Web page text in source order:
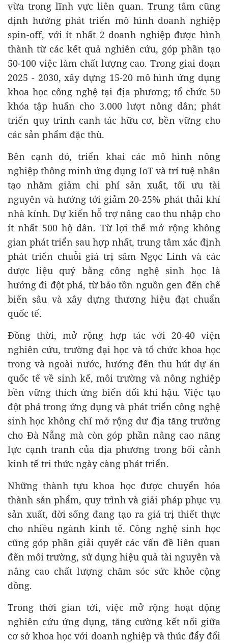
vừa trong lĩnh vực liên quan. Trung tâm cũng
định hướng phát triển mô hình doanh nghiệp
spin-off, với ít nhất 2 doanh nghiệp được hình
thành từ các kết quả nghiên cứu, góp phần tạo
50-100 việc làm chất lượng cao. Trong giai đoạn
2025 - 2030, xây dựng 15-20 mô hình ứng dụng
khoa học công nghệ tại địa phương; tổ chức 50
khóa tập huấn cho 3.000 lượt nông dân; phát
triển quy trình canh tác hữu cơ, bền vững cho
các sản phẩm đặc thù.
Bên cạnh đó, triển khai các mô hình nông
nghiệp thông minh ứng dụng IoT và trí tuệ nhân
tạo nhằm giảm chi phí sản xuất, tối ưu tài
nguyên và hướng tới giảm 20-25% phát thải khí
nhà kính. Dự kiến hỗ trợ nâng cao thu nhập cho
ít nhất 500 hộ dân. Từ lợi thế mở rộng không
gian phát triển sau hợp nhất, trung tâm xác định
phát triển chuỗi giá trị sâm Ngọc Linh và các
dược liệu quý bằng công nghệ sinh học là
hướng đi đột phá, từ bảo tồn nguồn gen đến chế
biến sâu và xây dựng thương hiệu đạt chuẩn
quốc tế.
Đồng thời, mở rộng hợp tác với 20-40 viện
nghiên cứu, trường đại học và tổ chức khoa học
trong và ngoài nước, hướng đến thu hút dự án
quốc tế về sinh kế, môi trường và nông nghiệp
bền vững thích ứng biến đổi khí hậu. Việc tạo
đột phá trong ứng dụng và phát triển công nghệ
sinh học không chỉ mở rộng dư địa tăng trưởng
cho Đà Nẵng mà còn góp phần nâng cao năng
lực cạnh tranh của địa phương trong bối cảnh
kinh tế tri thức ngày càng phát triển.
Những thành tựu khoa học được chuyển hóa
thành sản phẩm, quy trình và giải pháp phục vụ
sản xuất, đời sống đang tạo ra giá trị thiết thực
cho nhiều ngành kinh tế. Công nghệ sinh học
cũng góp phần giải quyết các vấn đề liên quan
đến môi trường, sử dụng hiệu quả tài nguyên và
nâng cao chất lượng chăm sóc sức khỏe cộng
đồng.
Trong thời gian tới, việc mở rộng hoạt động
nghiên cứu ứng dụng, tăng cường kết nối giữa
cơ sở khoa học với doanh nghiệp và thúc đẩy đổi